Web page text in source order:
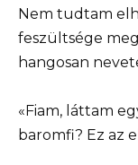
Nem tudtam
feszültsége
hangosan
«Fiam, láttam
baromfi? Ez az